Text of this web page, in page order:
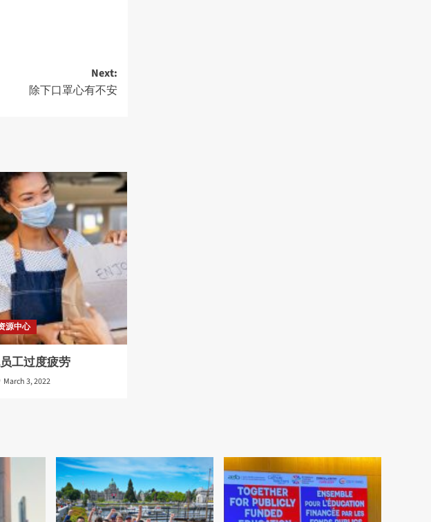
Next:
除下口罩心有不安
源中心
工过度疲劳
March 3, 2022